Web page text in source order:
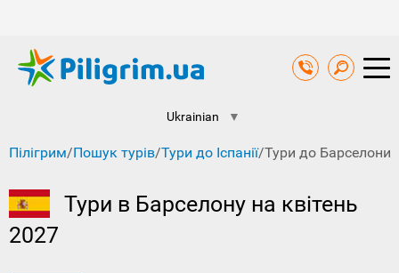
Ukrainian ▼
Пілігрим/Пошук турів/Тури до Іспанії/Тури до Барселони
Тури в Барселону на квітень
2027